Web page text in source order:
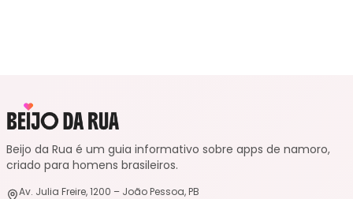
Beijo da Rua é um guia informativo sobre apps de namoro,
criado para homens brasileiros.
Av. Julia Freire, 1200 – João Pessoa, PB